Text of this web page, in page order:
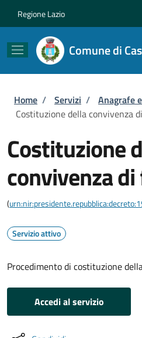
Regione Lazio
Comune di
Briciole di pane
Home / Servizi / Anagrafe
Costituzione della convivenza
Costituzione
convivenza
(
Servizio attivo
Procedimento di costituzione
Accedi al servizio